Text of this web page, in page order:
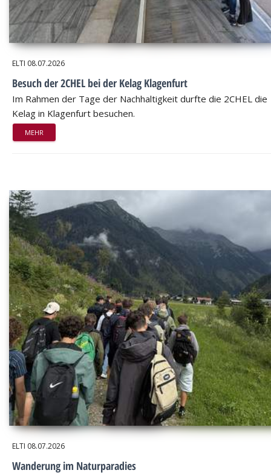
ELTI 08.07.2026
Besuch der 2CHEL bei der Kelag Klagenfurt
Im Rahmen der Tage der Nachhaltigkeit durfte die 2CHEL die
Kelag in Klagenfurt besuchen.
MEHR
ELTI 08.07.2026
Wanderung im Naturparadies